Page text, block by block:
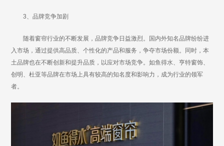
3、品牌竞争加剧
随着窗帘行业的不断发展，品牌竞争日益激烈。国内外知名品牌纷纷进
入市场，通过提供高品质、个性化的产品和服务，争夺市场份额。同时，本
土品牌也在不断创新和提升品质，以应对市场竞争。如鱼得水、亨特窗饰、
创明、杜亚等品牌在市场上具有较高的知名度和影响力，成为行业的领军
者。